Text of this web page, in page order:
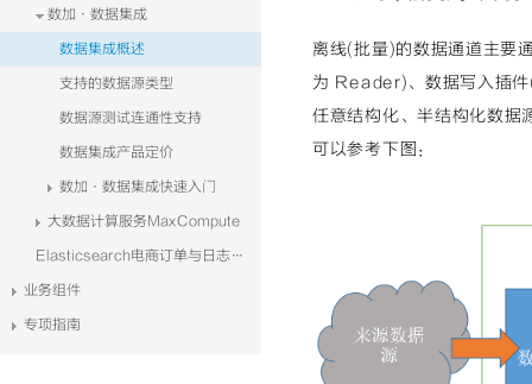
数加·数据集成
数据集成概述
支持的数据源类型
数据源测试连通性支持
数据集成产品定价
数加·数据集成快速入门
大数据计算服务MaxCompute
Elasticsearch电商订单与日志系统解决方案
业务组件
专项指南
离线(批量)的数据通道主要
为 Reader)、数据写入插
任意结构化、半结构化数据
可以参考下图：